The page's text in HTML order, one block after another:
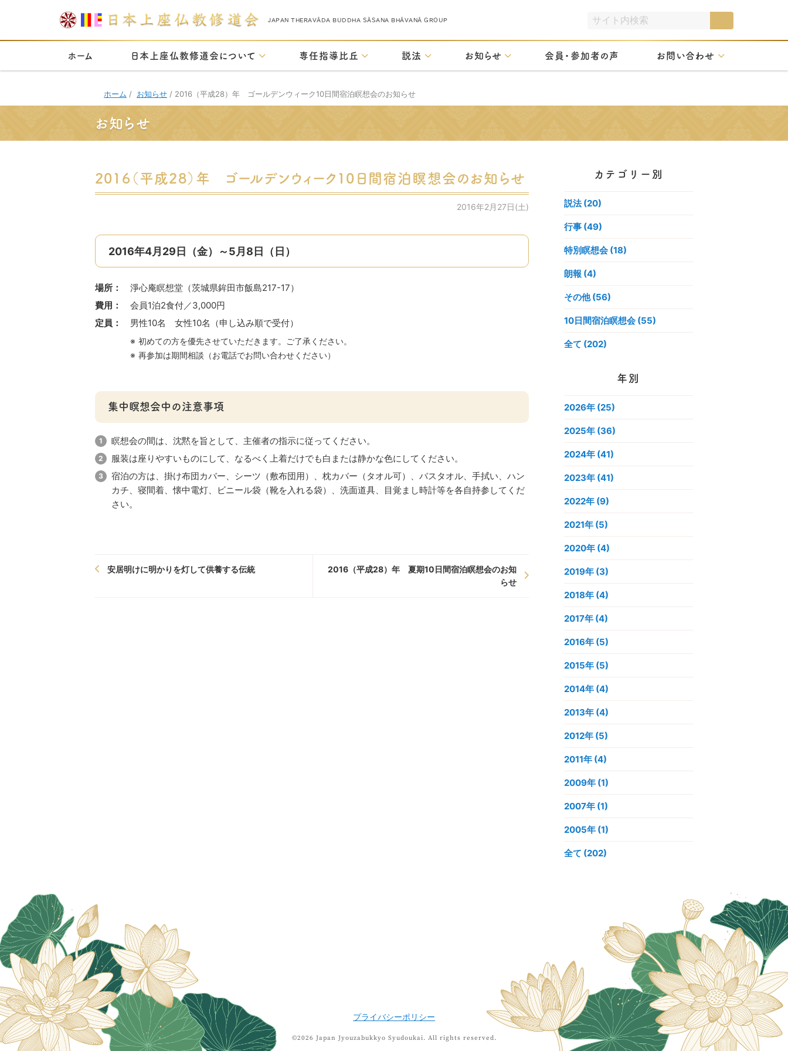
JAPAN THERAVĀDA BUDDHA SĀSANA BHĀVANĀ GROUP
ホーム 日本上座仏教修道会について 専任指導比丘 説法 お知らせ 会員・参加者の声 お問い合わせ
ホーム / お知らせ / 2016（平成28）年 ゴールデンウィーク10日間宿泊瞑想会のお知らせ
お知らせ
2016（平成28）年 ゴールデンウィーク10日間宿泊瞑想会のお知らせ
2016年2月27日(土)
2016年4月29日（金）～5月8日（日）
場所：
淨心庵瞑想堂（茨城県鉾田市飯島217-17）
費用：
会員1泊2食付／3,000円
定員：
男性10名 女性10名（申し込み順で受付）
初めての方を優先させていただきます。ご了承ください。
再参加は期間相談（お電話でお問い合わせください）
集中瞑想会中の注意事項
瞑想会の間は、沈黙を旨として、主催者の指示に従ってください。
服装は座りやすいものにして、なるべく上着だけでも白または静かな色にしてください。
宿泊の方は、掛け布団カバー、シーツ（敷布団用）、枕カバー（タオル可）、バスタオル、手拭い、ハン
カチ、寝間着、懐中電灯、ビニール袋（靴を入れる袋）、洗面道具、目覚まし時計等を各自持参してくだ
さい。
安居明けに明かりを灯して供養する伝統
2016（平成28）年 夏期10日間宿泊瞑想会のお知
らせ
カテゴリー別
説法 (20)
行事 (49)
特別瞑想会 (18)
朗報 (4)
その他 (56)
10日間宿泊瞑想会 (55)
全て (202)
年別
2026年 (25)
2025年 (36)
2024年 (41)
2023年 (41)
2022年 (9)
2021年 (5)
2020年 (4)
2019年 (3)
2018年 (4)
2017年 (4)
2016年 (5)
2015年 (5)
2014年 (4)
2013年 (4)
2012年 (5)
2011年 (4)
2009年 (1)
2007年 (1)
2005年 (1)
全て (202)
プライバシーポリシー
©2026 Japan Jyouzabukkyo Syudoukai. All rights reserved.